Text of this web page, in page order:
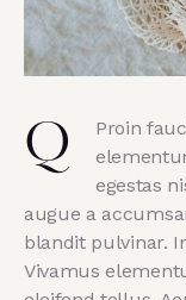
Q
Proin
egestas
augue a
blandit pulvinar.
Vivamus